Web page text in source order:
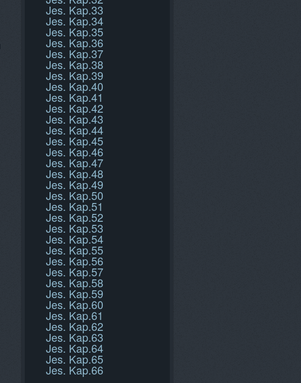
Jes. Kap.33
Jes. Kap.34
Jes. Kap.35
Jes. Kap.36
Jes. Kap.37
Jes. Kap.38
Jes. Kap.39
Jes. Kap.40
Jes. Kap.41
Jes. Kap.42
Jes. Kap.43
Jes. Kap.44
Jes. Kap.45
Jes. Kap.46
Jes. Kap.47
Jes. Kap.48
Jes. Kap.49
Jes. Kap.50
Jes. Kap.51
Jes. Kap.52
Jes. Kap.53
Jes. Kap.54
Jes. Kap.55
Jes. Kap.56
Jes. Kap.57
Jes. Kap.58
Jes. Kap.59
Jes. Kap.60
Jes. Kap.61
Jes. Kap.62
Jes. Kap.63
Jes. Kap.64
Jes. Kap.65
Jes. Kap.66